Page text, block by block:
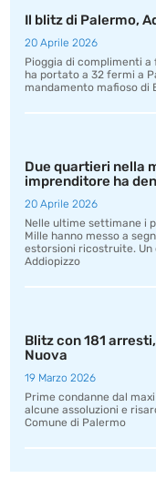
Il blitz di Palermo,
20 Aprile 2026
Pioggia di complimenti a
ha portato a 32 fermi a
mandamento mafioso di
Due quartieri nella
imprenditore ha
20 Aprile 2026
Nelle ultime settimane i
Mille hanno messo a
estorsioni ricostruite.
Addiopizzo
Blitz con 181
Nuova
19 Marzo 2026
Prime condanne dal
alcune assoluzioni e
Comune di Palermo